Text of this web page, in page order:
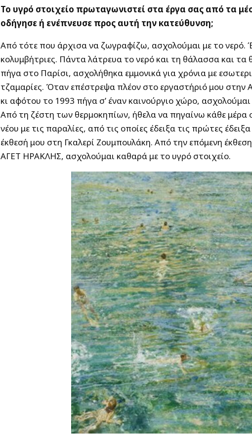
Το υγρό στοιχείο πρωταγωνιστεί στα έργα σας από τα
οδήγησε ή ενέπνευσε προς αυτή την κατεύθυνση;
Από τότε που άρχισα να ζωγραφίζω, ασχολούμαι με το νερό.
κολυμβήτριες. Πάντα λάτρευα το νερό και τη θάλασσα και τα
πήγα στο Παρίσι, ασχολήθηκα εμμονικά για χρόνια με
τζαμαρίες. Όταν επέστρεψα πλέον στο εργαστήριό μου στην
κι αφότου το 1993 πήγα σ’ έναν καινούργιο χώρο,
Από τη ζέστη των θερμοκηπίων, ήθελα να πηγαίνω κάθε μέρα
νέου με τις παραλίες, από τις οποίες έδειξα τις πρώτες
έκθεσή μου στη Γκαλερί Ζουμπουλάκη. Από την επόμενη
ΑΓΕΤ ΗΡΑΚΛΗΣ, ασχολούμαι καθαρά με το υγρό στοιχείο.